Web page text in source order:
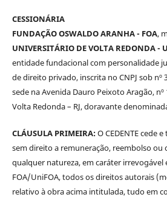
CESSIONÁRIA
FUNDAÇÃO OSWALDO ARANHA - FOA,
UNIVERSITÁRIO DE VOLTA REDONDA -
entidade fundacional com personalidade
de direito privado, inscrita no CNPJ sob nº
sede na Avenida Dauro Peixoto Aragão, nº
Volta Redonda – RJ, doravante
CLÁUSULA PRIMEIRA:O CEDENTE cede
sem direito a remuneração, reembolso ou
qualquer natureza, em caráter irrevogável
FOA/UniFOA, todos os direitos autorais
relativo à obra acima intitulada, tudo em